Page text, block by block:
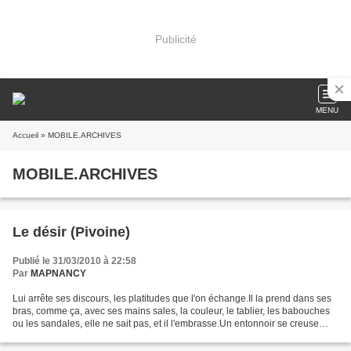
Publicité
MENU
Accueil » MOBILE.ARCHIVES
MOBILE.ARCHIVES
Le désir (Pivoine)
Publié le 31/03/2010 à 22:58
Par MAPNANCY
Lui arrête ses discours, les platitudes que l'on échange.Il la prend dans ses
bras, comme ça, avec ses mains sales, la couleur, le tablier, les babouches
ou les sandales, elle ne sait pas, et il l'embrasse.Un entonnoir se creuse